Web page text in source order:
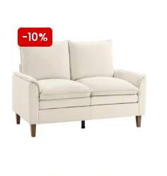
-10%